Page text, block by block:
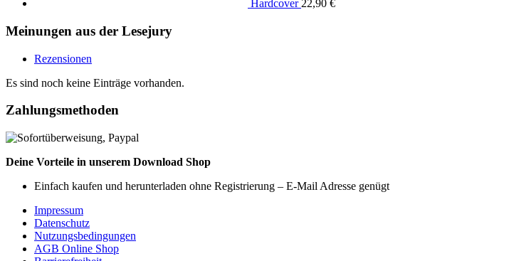
Hardcover 22,90 €
Meinungen aus der Lesejury
Rezensionen
Es sind noch keine Einträge vorhanden.
Zahlungsmethoden
Deine Vorteile in unserem Download Shop
Einfach kaufen und herunterladen ohne Registrierung – E-Mail Adresse genügt
Impressum
Datenschutz
Nutzungsbedingungen
AGB Online Shop